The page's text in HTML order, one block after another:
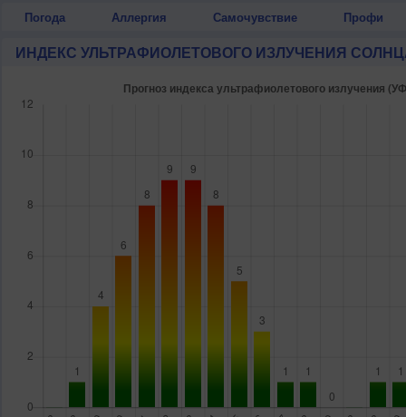
Погода Аллергия Самочувствие Профи
ИНДЕКС УЛЬТРАФИОЛЕТОВОГО ИЗЛУЧЕНИЯ